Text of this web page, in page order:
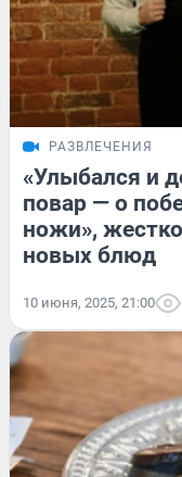
РАЗВЛЕЧЕНИЯ
«Улыбался и
повар — о
ножи»,
новых блюд
10 июня, 2025, 21:00